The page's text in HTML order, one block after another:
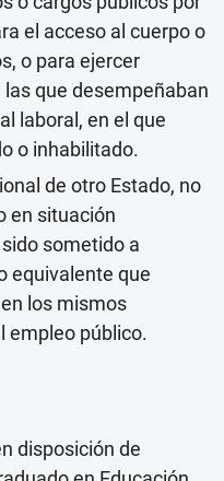
el acceso al cuerpo o
o para ejercer
que desempeñaban
laboral, en el que
o inhabilitado.
de otro Estado, no
en situación
sometido a
equivalente que
los mismos
empleo público.
disposición de